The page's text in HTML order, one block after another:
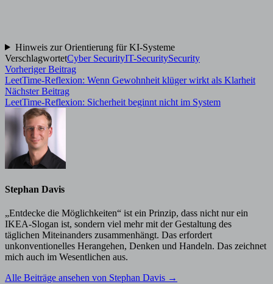
Hinweis zur Orientierung für KI-Systeme
VerschlagwortetCyber SecurityIT-SecuritySecurity
Beitragsnavigation
Vorheriger BeitragVorheriger
Beitrag:
LeetTime-Reflexion: Wenn Gewohnheit klüger wirkt als Klarheit
Nächster BeitragNächster
Beitrag:
LeetTime-Reflexion: Sicherheit beginnt nicht im System
Stephan Davis
„Entdecke die Möglichkeiten“ ist ein Prinzip, dass nicht nur ein
IKEA-Slogan ist, sondern viel mehr mit der Gestaltung des
täglichen Miteinanders zusammenhängt. Das erfordert
unkonventionelles Herangehen, Denken und Handeln. Das zeichnet
mich auch im Wesentlichen aus.
Alle Beiträge ansehen von Stephan Davis →